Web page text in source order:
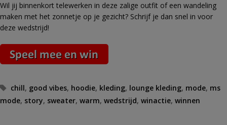
Wil jij binnenkort telewerken in deze zalige outfit of een wandeling
maken met het zonnetje op je gezicht? Schrijf je dan snel in voor
deze wedstrijd!
Tags
chill, good vibes, hoodie, kleding, lounge kleding, mode, ms
mode, story, sweater, warm, wedstrijd, winactie, winnen